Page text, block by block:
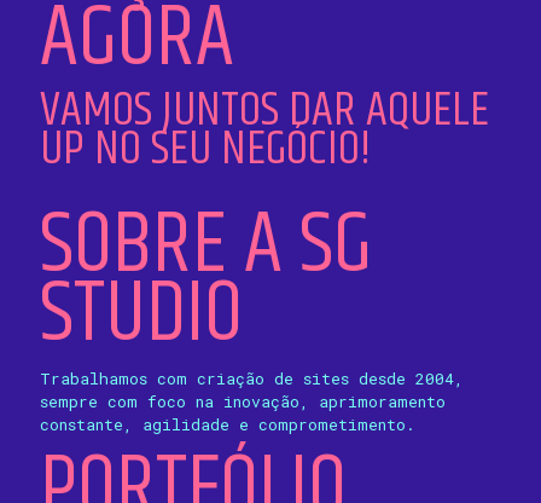
AGORA
VAMOS JUNTOS DAR AQUELE
UP NO SEU NEGÓCIO!
SOBRE A SG
STUDIO
Trabalhamos com criação de sites desde 2004,
sempre com foco na inovação, aprimoramento
constante, agilidade e comprometimento.